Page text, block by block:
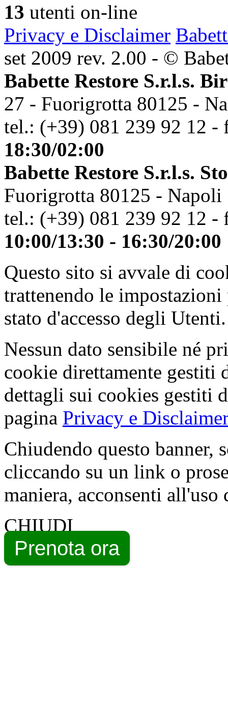
13 utenti on-line
Privacy e Disclaimer
set 2009 rev. 2.00 - ©
Babette Restore S.r.l.s.
27 - Fuorigrotta 80125 -
tel.: (+39) 081 239 92 12 -
18:30/02:00
Babette Restore S.r.l.s.
Fuorigrotta 80125 - Napoli
tel.: (+39) 081 239 92 12 -
10:00/13:30 - 16:30/20:00
Questo sito si avvale di
trattenendo le
stato d'accesso degli Utenti.
Nessun dato sensibile né
cookie direttamente gestiti
dettagli sui cookies gestiti
pagina Privacy e Disclaimer
Chiudendo questo banner,
cliccando su un link o
maniera, acconsenti all'uso
CHIUDI
Prenota ora